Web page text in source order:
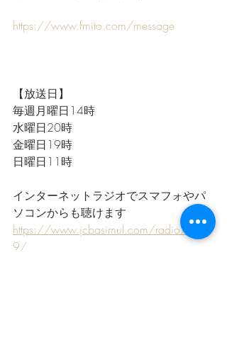
https://www.fmito.com/message
【放送日】
毎週月曜日14時
水曜日20時
金曜日19時
日曜日11時
インターネットラジオでスマフォやパ
ソコンからも聴けます
https://www.jcbasimul.com/radio/124
9/